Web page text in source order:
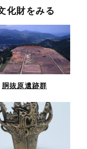
化財をみる
胴抜原遺跡群